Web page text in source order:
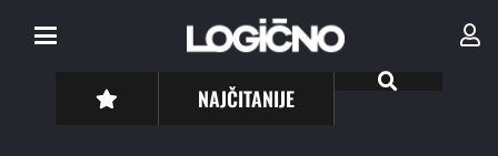
NAJČITANIJE